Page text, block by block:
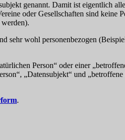
genannt. Damit ist eigentlich
oder Gesellschaften sind keine
sehr wohl personenbezogen
Person“ oder einer
„Datensubjekt“ und
.